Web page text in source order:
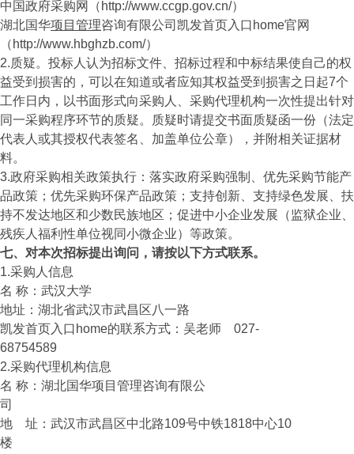
中国政府采购网（http://www.ccgp.gov.cn/）
湖北国华项目管理咨询有限公司凯发首页入口home官网
（http://www.hbghzb.com/）
2.质疑。投标人认为招标文件、招标过程和中标结果使自己的权
益受到损害的，可以在知道或者应知其权益受到损害之日起7个
工作日内，以书面形式向采购人、采购代理机构一次性提出针对
同一采购程序环节的质疑。质疑时请提交书面质疑函一份（法定
代表人或其授权代表签名、加盖单位公章），并附相关证据材
料。
3.政府采购相关政策执行：落实政府采购强制、优先采购节能产
品政策；优先采购环保产品政策；支持创新、支持绿色发展、扶
持不发达地区和少数民族地区；促进中小企业发展（监狱企业、
残疾人福利性单位视同小微企业）等政策。
七、对本次招标提出询问，请按以下方式联系。
1.采购人信息
名 称：武汉大学
地址：湖北省武汉市武昌区八一路
凯发首页入口home的联系方式：吴老师 027-
68754589
2.采购代理机构信息
名 称：湖北国华项目管理咨询有限公
司
地 址：武汉市武昌区中北路109号中铁1818中心10
楼